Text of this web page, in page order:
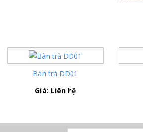
Bàn trà DD01
Giá: Liên hệ